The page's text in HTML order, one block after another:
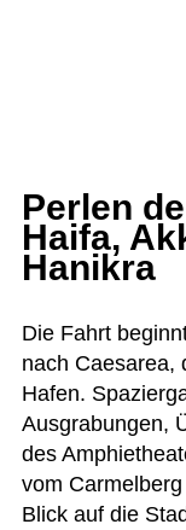
Perlen
Haifa,
Hanikra
Die Fahrt
nach Caesarea,
Hafen.
Aus­gra­bun­gen,
des
vom
Blick auf die